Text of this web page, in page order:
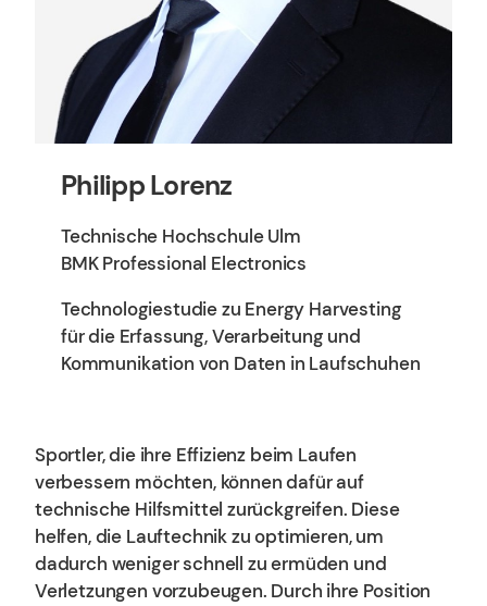
Philipp Lorenz
Technische Hochschule Ulm
BMK Professional Electronics
Technologiestudie zu Energy Harvesting
für die Erfassung, Verarbeitung und
Kommunikation von Daten in Laufschuhen
Sportler, die ihre Effizienz beim Laufen
verbessern möchten, können dafür auf
technische Hilfsmittel zurückgreifen. Diese
helfen, die Lauftechnik zu optimieren, um
dadurch weniger schnell zu ermüden und
Verletzungen vorzubeugen. Durch ihre Position